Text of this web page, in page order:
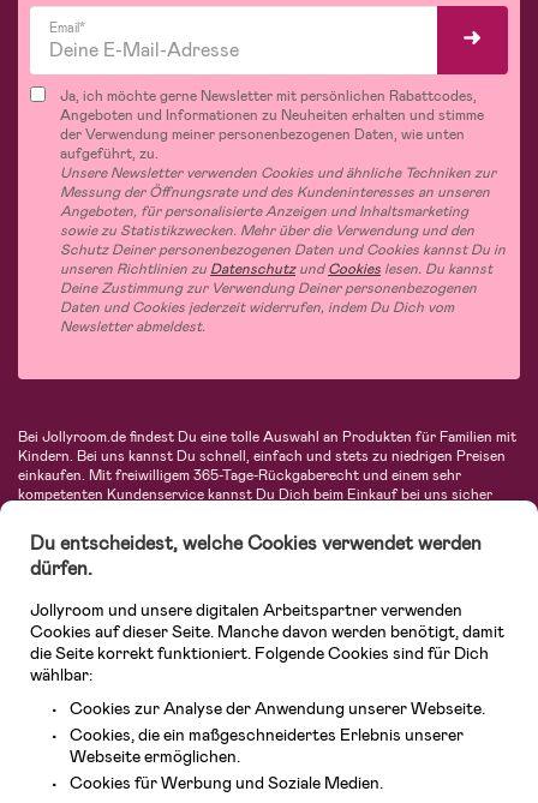
Email*
Ja, ich möchte gerne Newsletter mit persönlichen Rabattcodes,
Angeboten und Informationen zu Neuheiten erhalten und stimme
der Verwendung meiner personenbezogenen Daten, wie unten
aufgeführt, zu.
Unsere Newsletter verwenden Cookies und ähnliche Techniken zur
Messung der Öffnungsrate und des Kundeninteresses an unseren
Angeboten, für personalisierte Anzeigen und Inhaltsmarketing
sowie zu Statistikzwecken. Mehr über die Verwendung und den
Schutz Deiner personenbezogenen Daten und Cookies kannst Du in
unseren Richtlinien zu DatenschutzundCookies lesen. Du kannst
Deine Zustimmung zur Verwendung Deiner personenbezogenen
Daten und Cookies jederzeit widerrufen, indem Du Dich vom
Newsletter abmeldest.
Bei Jollyroom.de findest Du eine tolle Auswahl an Produkten für Familien mit
Kindern. Bei uns kannst Du schnell, einfach und stets zu niedrigen Preisen
einkaufen. Mit freiwilligem 365-Tage-Rückgaberecht und einem sehr
kompetenten Kundenservice kannst Du Dich beim Einkauf bei uns sicher
Autositze, Kinder- und Babymode, Produkte für Mütter und eine Menge
fantastischer Einrichtungsgegenstände, Spielsachen, Babyprodukte und
vieles mehr. Wir haben Produkte von bekannten Herstellern wie Britax, Maxi-
Avent, Jack Wolfskin, Cybex, LEGO und vielen mehr. Schau Dich um in
unserer vielfältigen Online-Boutique für Kinder & Babys. Willkommen!
Du entscheidest, welche Cookies verwendet werden
dürfen.
Jollyroom und unsere digitalen Arbeitspartner verwenden
Cookies auf dieser Seite. Manche davon werden benötigt, damit
die Seite korrekt funktioniert. Folgende Cookies sind für Dich
wählbar:
Cookies zur Analyse der Anwendung unserer Webseite.
Cookies, die ein maßgeschneidertes Erlebnis unserer
Webseite ermöglichen.
Cookies für Werbung und Soziale Medien.